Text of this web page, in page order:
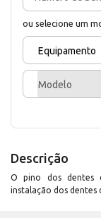
ou selecione um
Equipamento
Modelo
Descrição
O pino dos dentes
instalação dos dentes